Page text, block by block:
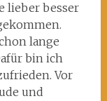
lieber besser
lange
bin ich
Vor
und